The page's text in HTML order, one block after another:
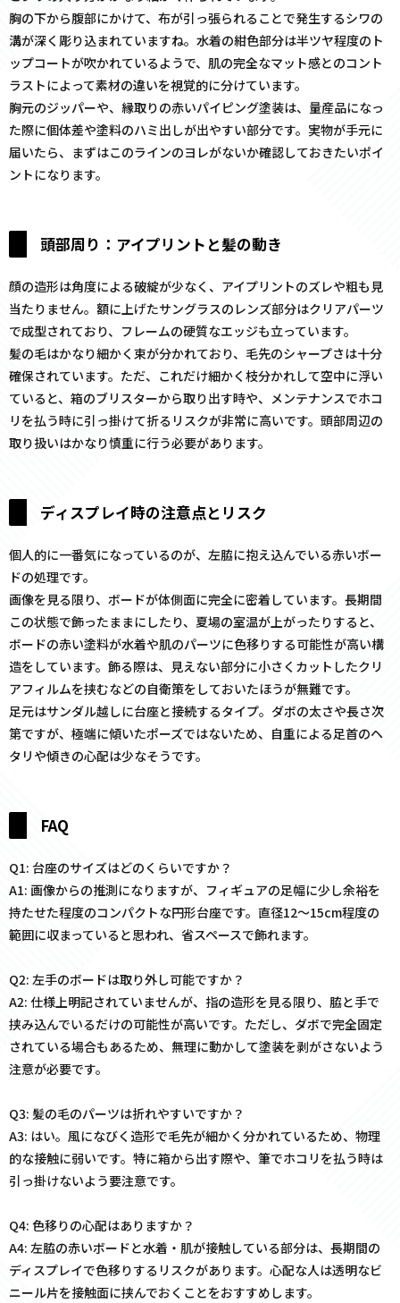
胸の下から腹部にかけて、布が引っ張られることで発生するシワの
溝が深く彫り込まれていますね。水着の紺色部分は半ツヤ程度のト
ップコートが吹かれているようで、肌の完全なマット感とのコント
ラストによって素材の違いを視覚的に分けています。
胸元のジッパーや、縁取りの赤いパイピング塗装は、量産品になっ
た際に個体差や塗料のハミ出しが出やすい部分です。実物が手元に
届いたら、まずはこのラインのヨレがないか確認しておきたいポイ
ントになります。
頭部周り：アイプリントと髪の動き
顔の造形は角度による破綻が少なく、アイプリントのズレや粗も見
当たりません。額に上げたサングラスのレンズ部分はクリアパーツ
で成型されており、フレームの硬質なエッジも立っています。
髪の毛はかなり細かく束が分かれており、毛先のシャープさは十分
確保されています。ただ、これだけ細かく枝分かれして空中に浮い
ていると、箱のブリスターから取り出す時や、メンテナンスでホコ
リを払う時に引っ掛けて折るリスクが非常に高いです。頭部周辺の
取り扱いはかなり慎重に行う必要があります。
ディスプレイ時の注意点とリスク
個人的に一番気になっているのが、左脇に抱え込んでいる赤いボー
ドの処理です。
画像を見る限り、ボードが体側面に完全に密着しています。長期間
この状態で飾ったままにしたり、夏場の室温が上がったりすると、
ボードの赤い塗料が水着や肌のパーツに色移りする可能性が高い構
造をしています。飾る際は、見えない部分に小さくカットしたクリ
アフィルムを挟むなどの自衛策をしておいたほうが無難です。
足元はサンダル越しに台座と接続するタイプ。ダボの太さや長さ次
第ですが、極端に傾いたポーズではないため、自重による足首のヘ
タリや傾きの心配は少なそうです。
FAQ
Q1: 台座のサイズはどのくらいですか？
A1: 画像からの推測になりますが、フィギュアの足幅に少し余裕を
持たせた程度のコンパクトな円形台座です。直径12〜15cm程度の
範囲に収まっていると思われ、省スペースで飾れます。
Q2: 左手のボードは取り外し可能ですか？
A2: 仕様上明記されていませんが、指の造形を見る限り、脇と手で
挟み込んでいるだけの可能性が高いです。ただし、ダボで完全固定
されている場合もあるため、無理に動かして塗装を剥がさないよう
注意が必要です。
Q3: 髪の毛のパーツは折れやすいですか？
A3: はい。風になびく造形で毛先が細かく分かれているため、物理
的な接触に弱いです。特に箱から出す際や、筆でホコリを払う時は
引っ掛けないよう要注意です。
Q4: 色移りの心配はありますか？
A4: 左脇の赤いボードと水着・肌が接触している部分は、長期間の
ディスプレイで色移りするリスクがあります。心配な人は透明なビ
ニール片を接触面に挟んでおくことをおすすめします。